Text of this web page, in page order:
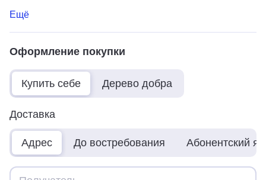
Ещё
Оформление покупки
Купить себе Дерево добра
Доставка
Адрес До востребования Абонентский